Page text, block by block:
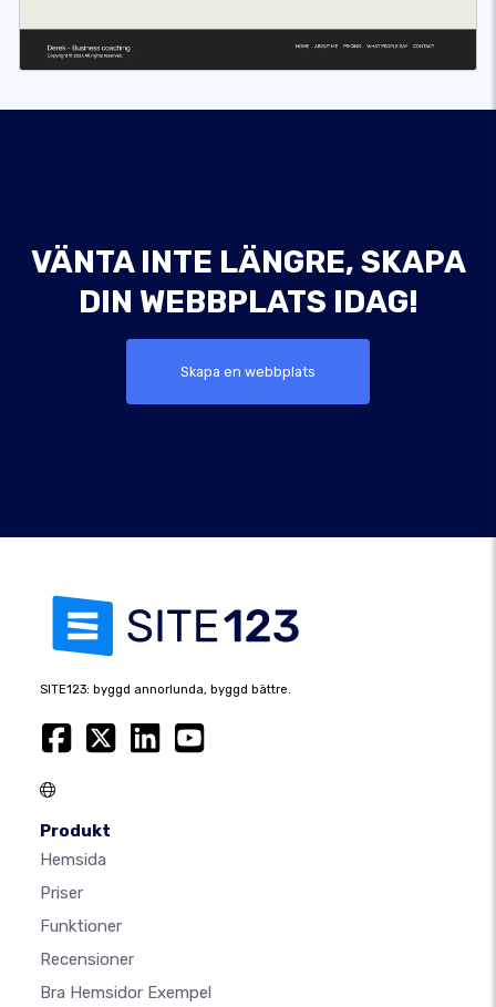
VÄNTA INTE LÄNGRE, SKAPA
DIN WEBBPLATS IDAG!
Skapa en webbplats
SITE123: byggd annorlunda, byggd bättre.
Produkt
Hemsida
Priser
Funktioner
Recensioner
Bra Hemsidor Exempel